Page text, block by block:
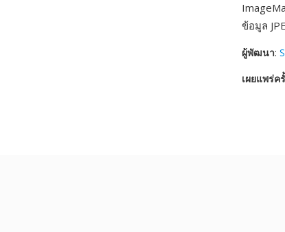
ข้อมูล
ผู้พัฒนา:
เผยแพร่ค